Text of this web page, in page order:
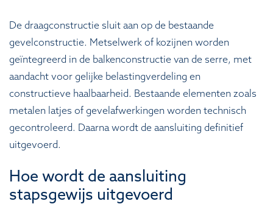
De draagconstructie sluit aan op de bestaande
gevelconstructie. Metselwerk of kozijnen worden
geïntegreerd in de balkenconstructie van de serre, met
aandacht voor gelijke belastingverdeling en
constructieve haalbaarheid. Bestaande elementen zoals
metalen latjes of gevelafwerkingen worden technisch
gecontroleerd. Daarna wordt de aansluiting definitief
uitgevoerd.
Hoe wordt de aansluiting
stapsgewijs uitgevoerd